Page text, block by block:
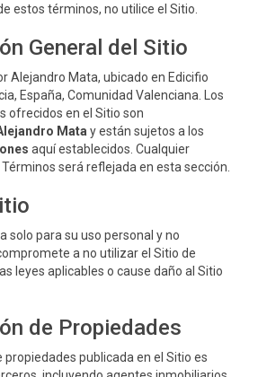
estos términos, no utilice el Sitio.
General del Sitio
Alejandro Mata, ubicado en Edicifio
España, Comunidad Valenciana. Los
ofrecidos en el Sitio son
Mata y están sujetos a los
aquí establecidos. Cualquier
será reflejada en esta sección.
solo para su uso personal y no
a no utilizar el Sitio de
leyes aplicables o cause daño al Sitio
de Propiedades
propiedades publicada en el Sitio es